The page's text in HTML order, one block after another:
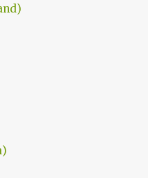
演的時間。 還加了Prison
這應該是很感人的橋段，但怎
月球了… 看到這的時候只覺
著媽...